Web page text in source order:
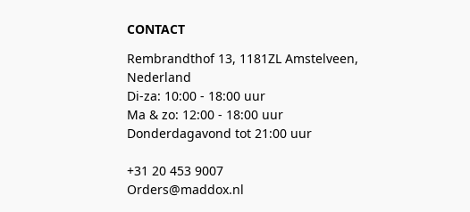
CONTACT
Rembrandthof 13, 1181ZL Amstelveen,
Nederland
Di-za: 10:00 - 18:00 uur
Ma & zo: 12:00 - 18:00 uur
Donderdagavond tot 21:00 uur
+31 20 453 9007
Orders@maddox.nl